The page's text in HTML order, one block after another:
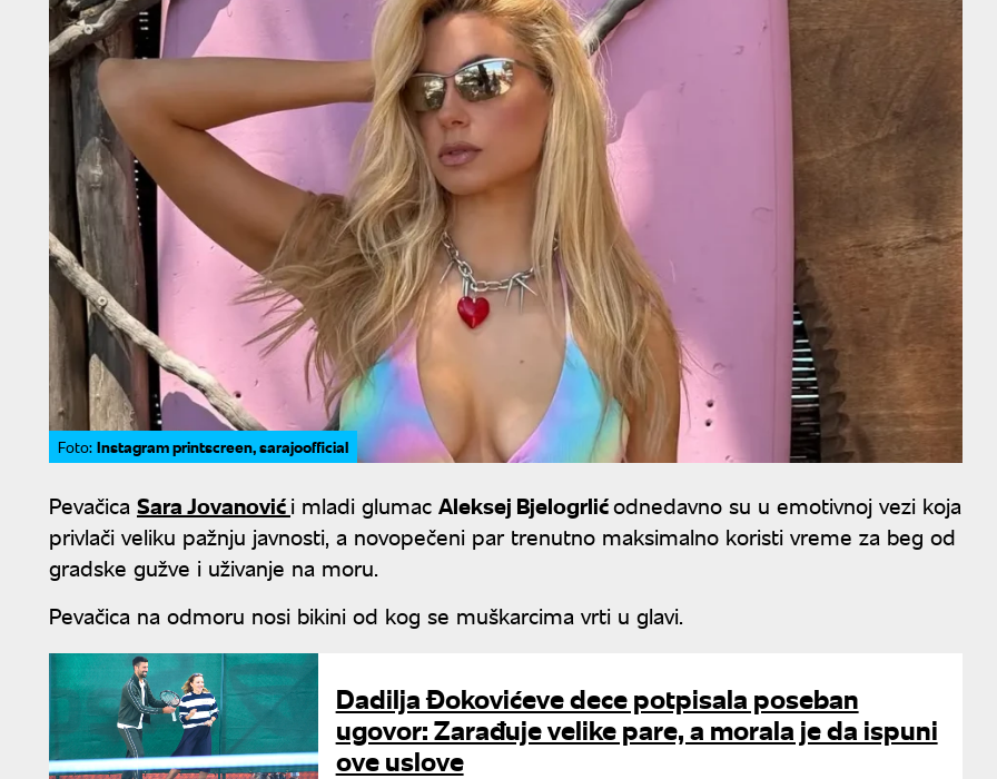
Foto: Instagram printscreen, sarajoofficial
Pevačica Sara Jovanovići mladi glumac Aleksej Bjelogrlićodnedavno su u emotivnoj vezi koja
privlači veliku pažnju javnosti, a novopečeni par trenutno maksimalno koristi vreme za beg od
gradske gužve i uživanje na moru.
Pevačica na odmoru nosi bikini od kog se muškarcima vrti u glavi.
Dadilja Đokovićeve dece potpisala poseban
ugovor: Zarađuje velike pare, a morala je da ispuni
ove uslove